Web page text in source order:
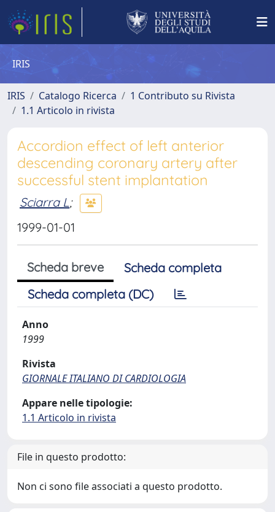
IRIS
IRIS Catalogo Ricerca
1 Contributo su Rivista
1.1 Articolo in rivista
Accordion effect of left anterior
descending coronary artery after
successful stent implantation
Sciarra L;
1999-01-01
Scheda breve
Scheda completa
Scheda completa (DC)
Anno
1999
Rivista
GIORNALE ITALIANO DI CARDIOLOGIA
Appare nelle tipologie:
1.1 Articolo in rivista
File in questo prodotto:
Non ci sono file associati a questo prodotto.